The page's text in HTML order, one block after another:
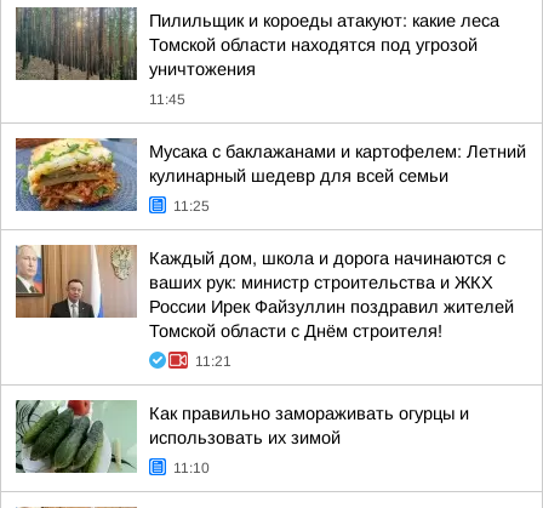
Пилильщик и короеды атакуют: какие леса
Томской области находятся под угрозой
уничтожения
11:45
Мусака с баклажанами и картофелем: Летний
кулинарный шедевр для всей семьи
11:25
Каждый дом, школа и дорога начинаются с
ваших рук: министр строительства и ЖКХ
России Ирек Файзуллин поздравил жителей
Томской области с Днём строителя!
11:21
Как правильно замораживать огурцы и
использовать их зимой
11:10